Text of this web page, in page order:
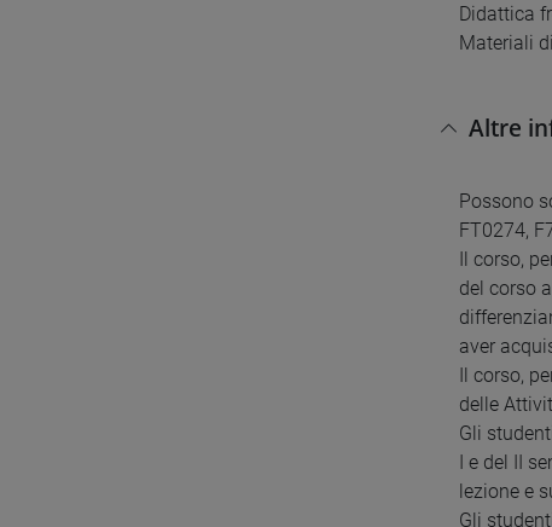
Didattica
Materiali
Altre
Possono
FT0274,
Il corso,
del corso
aver
Il corso,
delle
Gli
I e del II
lezione e
Gli